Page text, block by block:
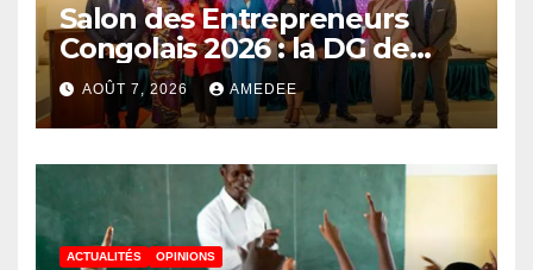
Salon des Entrepreneurs
Congolais 2026 : la DG de
l’ANAPI Rachel PUNGU
mobilise les investisseurs
autour de l’ambition d’une
RDC, destination phare de
l’investissement en Afrique
AOÛT 7, 2026 AMEDEE
ACTUALITÉS OPINIONS